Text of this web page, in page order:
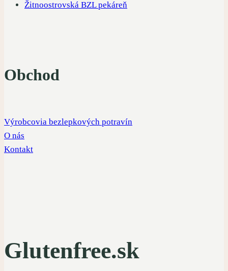
Žitnoostrovská BZL pekáreň
Obchod
Výrobcovia bezlepkových potravín
O nás
Kontakt
Glutenfree.sk